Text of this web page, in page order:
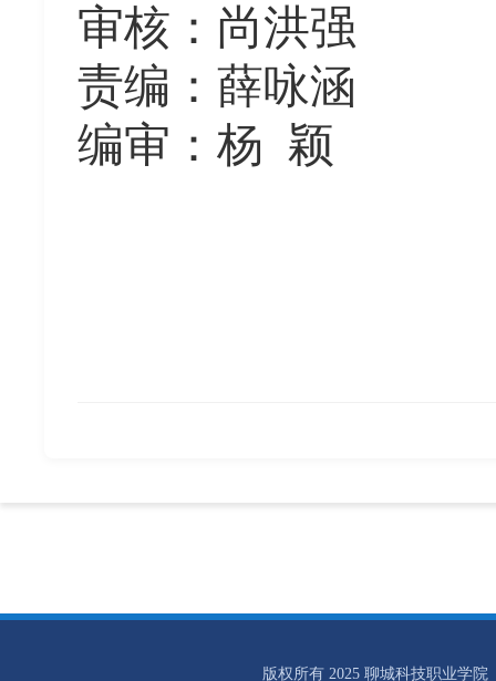
审核：尚洪强
责编：薛咏涵
编审：杨 颖
版权所有 2025 聊城科技职业学院